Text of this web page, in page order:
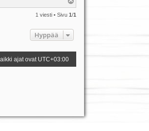
l
ö
1 viesti • Sivu1/1
Hyppää
ajat ovat UTC+03:00